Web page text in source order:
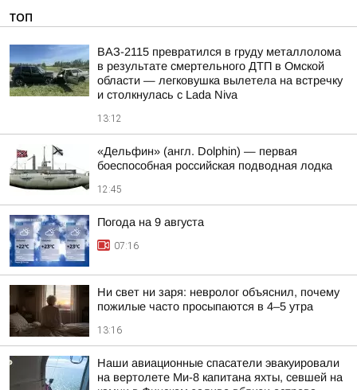
ТОП
ВАЗ-2115 превратился в груду металлолома
в результате смертельного ДТП в Омской
области — легковушка вылетела на встречку
и столкнулась с Lada Niva
13:12
«Дельфин» (англ. Dolphin) — первая
боеспособная российская подводная лодка
12:45
Погода на 9 августа
07:16
Ни свет ни заря: невролог объяснил, почему
пожилые часто просыпаются в 4–5 утра
13:16
Наши авиационные спасатели эвакуировали
на вертолете Ми-8 капитана яхты, севшей на